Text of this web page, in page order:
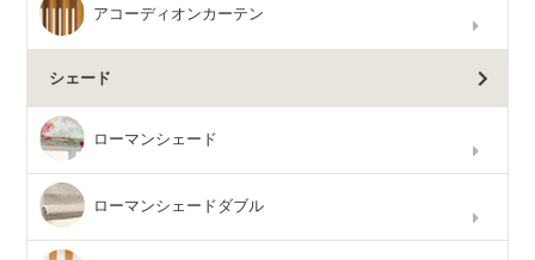
アコーディオンカーテン
シェード
ローマンシェード
ローマンシェードダブル